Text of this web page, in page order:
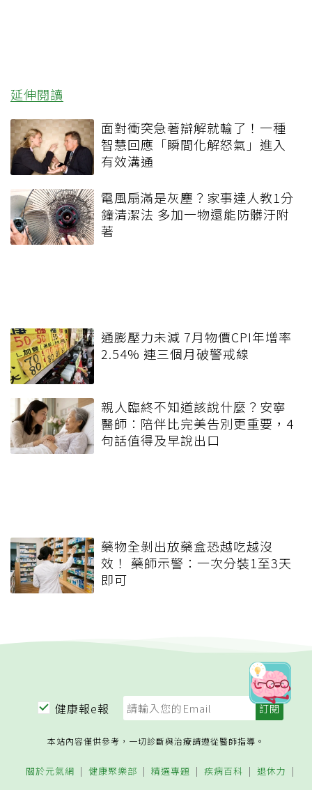
延伸閱讀
面對衝突急著辯解就輸了！一種
智慧回應「瞬間化解怒氣」進入
有效溝通
電風扇滿是灰塵？家事達人教1分
鐘清潔法 多加一物還能防髒汙附
著
通膨壓力未減 7月物價CPI年增率
2.54% 連三個月破警戒線
親人臨終不知道該說什麼？安寧
醫師：陪伴比完美告別更重要，4
句話值得及早說出口
藥物全剝出放藥盒恐越吃越沒
效！ 藥師示警：一次分裝1至3天
即可
健康報e報
本站內容僅供參考，一切診斷與治療請遵從醫師指導。
關於元氣網 健康聚樂部 精選專題 疾病百科
退休力